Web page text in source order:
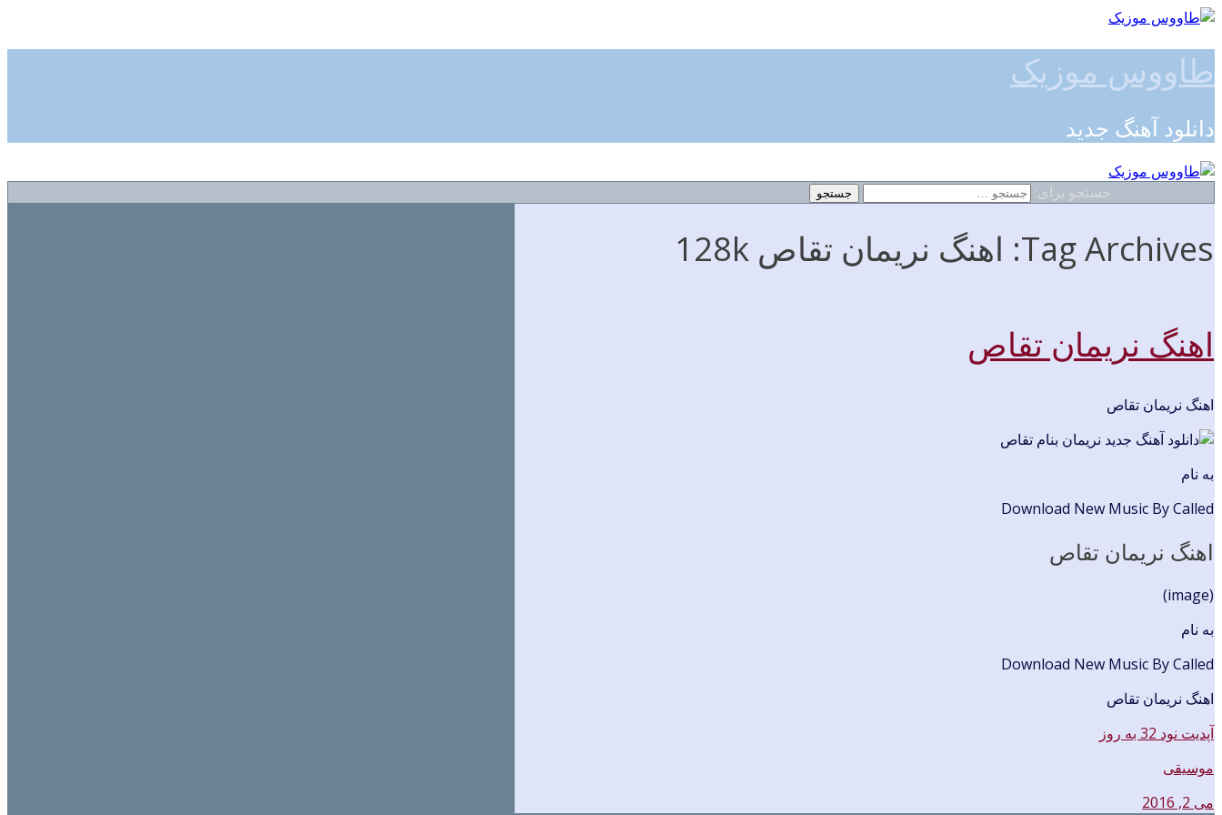
طاووس موزیک
دانلود آهنگ جدید
جستجو برای:
Tag Archives: اهنگ نریمان تقاص 128k
اهنگ نریمان تقاص
اهنگ نریمان تقاص
به نام
Download New Music By Called
اهنگ نریمان تقاص
(image)
به نام
Download New Music By Called
اهنگ نریمان تقاص
آپدیت نود 32 به روز
موسیقی
می 2, 2016